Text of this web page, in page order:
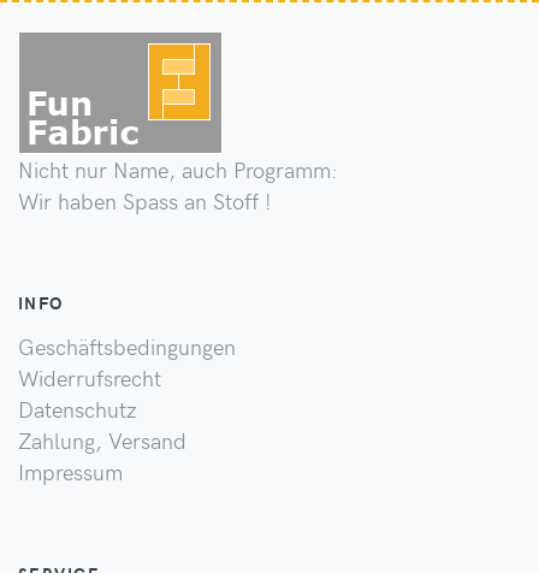
Nicht nur Name, auch Programm:
Wir haben Spass an Stoff !
INFO
Geschäftsbedingungen
Widerrufsrecht
Datenschutz
Zahlung, Versand
Impressum